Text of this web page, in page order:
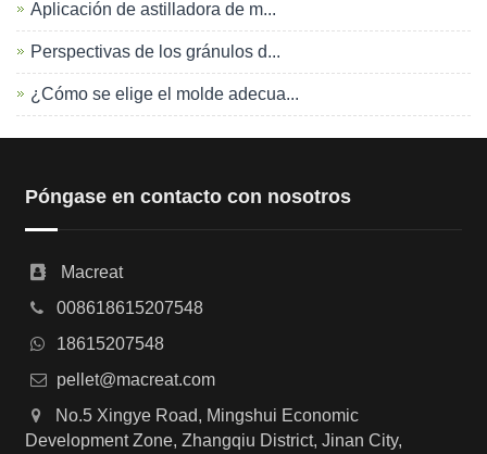
Aplicación de astilladora de m...
Perspectivas de los gránulos d...
¿Cómo se elige el molde adecua...
Póngase en contacto con nosotros
Macreat
008618615207548
18615207548
pellet@macreat.com
No.5 Xingye Road, Mingshui Economic
Development Zone, Zhangqiu District, Jinan City,